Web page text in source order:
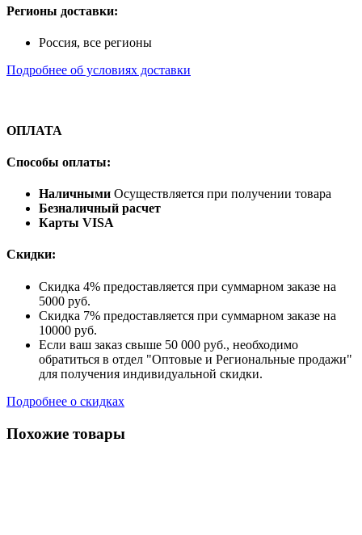
Регионы доставки:
Россия, все регионы
Подробнее об условиях доставки
ОПЛАТА
Способы оплаты:
Наличными Осуществляется при получении товара
Безналичный расчет
Карты VISA
Скидки:
Скидка 4% предоставляется при суммарном заказе на
5000 руб.
Скидка 7% предоставляется при суммарном заказе на
10000 руб.
Если ваш заказ свыше 50 000 руб., необходимо
обратиться в отдел "Оптовые и Региональные продажи"
для получения индивидуальной скидки.
Подробнее о скидках
Похожие товары